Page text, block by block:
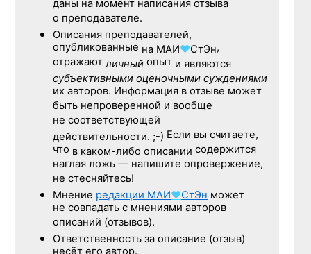
даны на момент написания отзыва
о преподавателе.
Описания преподавателей,
опубликованные на МАИ♥СтЭн,
отражаютличный опыт и являются
субъективными оценочными суждениями
их авторов. Информация в отзыве может
быть непроверенной и вообще
не соответствующей
действительности. ;-) Если вы считаете,
что в каком-либо описании содержится
наглая ложь — напишите опровержение,
не стесняйтесь!
Мнение редакции МАИ♥СтЭн может
не совпадать с мнениями авторов
описаний (отзывов).
Ответственность за описание (отзыв)